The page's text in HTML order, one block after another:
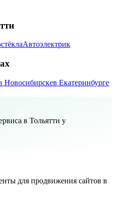
Автоэлектрик
Новосибирскев Екатеринбурге
в Тольятти у
для продвижения сайтов в